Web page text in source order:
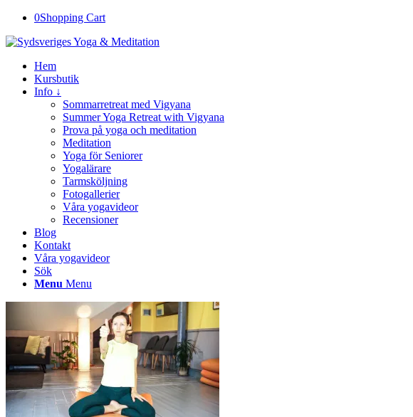
0Shopping Cart
Hem
Kursbutik
Info ↓
Sommarretreat med Vigyana
Summer Yoga Retreat with Vigyana
Prova på yoga och meditation
Meditation
Yoga för Seniorer
Yogalärare
Tarmsköljning
Fotogallerier
Våra yogavideor
Recensioner
Blog
Kontakt
Våra yogavideor
Sök
Menu Menu